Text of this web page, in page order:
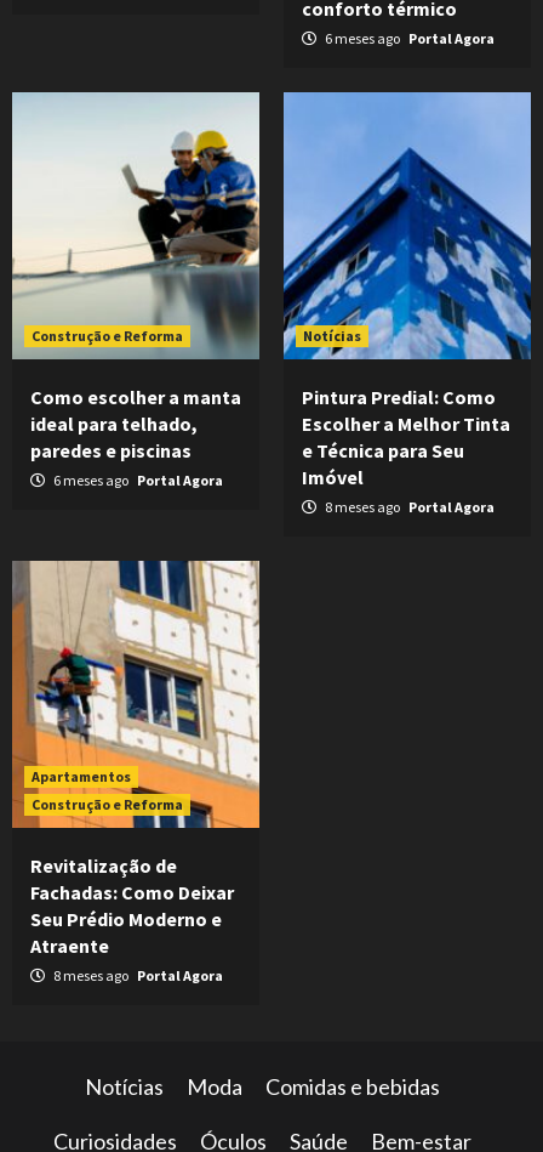
conforto térmico
6 meses ago Portal Agora
Construção e Reforma
Como escolher a manta
ideal para telhado,
paredes e piscinas
6 meses ago Portal Agora
Notícias
Pintura Predial: Como
Escolher a Melhor Tinta
e Técnica para Seu
Imóvel
8 meses ago Portal Agora
Apartamentos
Construção e Reforma
Revitalização de
Fachadas: Como Deixar
Seu Prédio Moderno e
Atraente
8 meses ago Portal Agora
Notícias Moda Comidas e bebidas
Curiosidades Óculos Saúde Bem-estar